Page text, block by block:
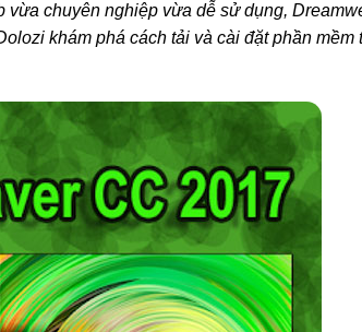
vừa chuyên nghiệp vừa dễ sử dụng,
khám phá cách tải và cài đặt phần mềm